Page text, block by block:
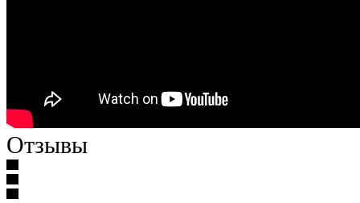
Отзывы